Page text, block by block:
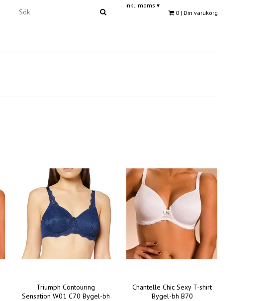
Inkl. moms ▾
0 | Din varukorg
Triumph Contouring
Sensation W01 C70 Bygel-bh
Chantelle Chic Sexy T-shirt
Bygel-bh B70